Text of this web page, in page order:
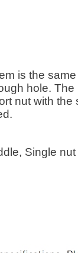
is the
hole.
nut with
Single